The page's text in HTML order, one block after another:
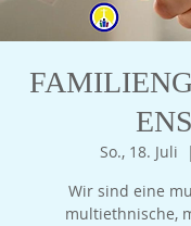
So., 18. Juli
Wir sind eine
multiethnische,